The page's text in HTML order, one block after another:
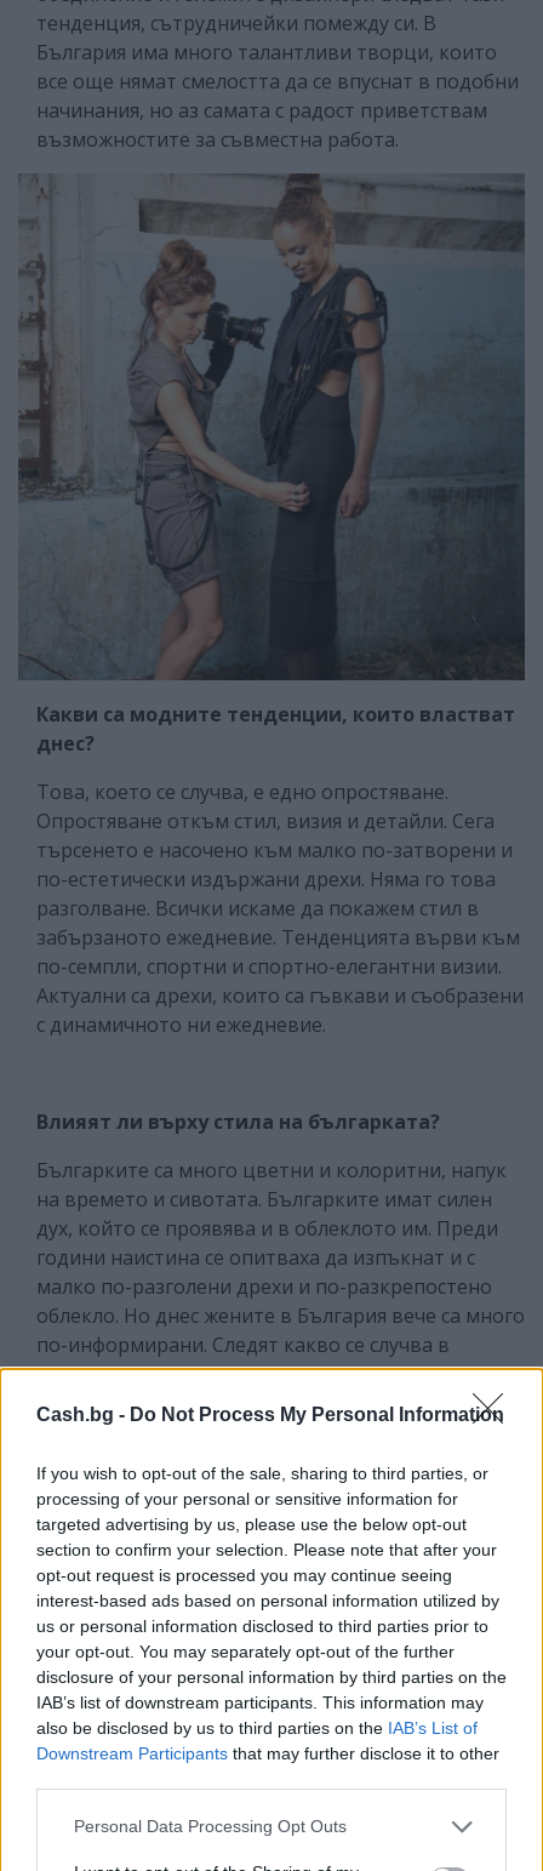
Cash.bg - Do Not Process My Personal Information
If you wish to opt-out of the sale, sharing to third parties, or
processing of your personal or sensitive information for
targeted advertising by us, please use the below opt-out
section to confirm your selection. Please note that after your
opt-out request is processed you may continue seeing
interest-based ads based on personal information utilized by
us or personal information disclosed to third parties prior to
your opt-out. You may separately opt-out of the further
disclosure of your personal information by third parties on the
IAB’s list of downstream participants. This information may
also be disclosed by us to third parties on the IAB’s List of
Downstream Participants that may further disclose it to other
Personal Data Processing Opt Outs
тенденция, сътрудничейки помежду си. В
България има много талантливи творци, които
все още нямат смелостта да се впуснат в подобни
начинания, но аз самата с радост приветствам
възможностите за съвместна работа.
Какви са модните тенденции, които властват
днес?
Това, което се случва, е едно опростяване.
Опростяване откъм стил, визия и детайли. Сега
търсенето е насочено към малко по-затворени и
по-естетически издържани дрехи. Няма го това
разголване. Всички искаме да покажем стил в
забързаното ежедневие. Тенденцията върви към
по-семпли, спортни и спортно-елегантни визии.
Актуални са дрехи, които са гъвкави и съобразени
с динамичното ни ежедневие.
Влияят ли върху стила на българката?
Българките са много цветни и колоритни, напук
на времето и сивотата. Българките имат силен
дух, който се проявява и в облеклото им. Преди
години наистина се опитваха да изпъкнат и с
малко по-разголени дрехи и по-разкрепостено
облекло. Но днес жените в България вече са много
по-информирани. Следят какво се случва в
световен план и черпят вдъхновение от
световните подиуми, макар сега да отсъстват.
Залагат на комфорта, на удобството, но
същевременно се опитват да изпъкнат със стила
си.
Забелязва ли се спад в търсенето на бутикови
облекла?
Определено търсенето е намаляло. Смятам, че се
дължи на глобализацията. Факт е, че много от
големите масови брандове са доста агресивни
откъм цени и намаления. От друга страна, хората
са стресирани. Но според мен, човек никога няма
си да изглежда добре. Има хора, които държат на